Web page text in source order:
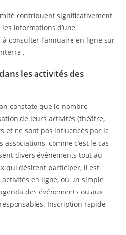
contribuent significativement
informations d’une
à consulter l’annuaire en ligne sur
.
les activités des
constate que le nombre
de leurs activités (théâtre,
et ne sont pas influencés par la
comme c’est le cas
divers événements tout au
qui désirent participer, il est
activités en ligne, où un simple
des événements ou aux
Inscription rapide